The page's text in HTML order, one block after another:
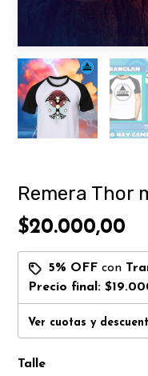
Remera Thor
$20.000,00
5% OFF con
Precio final:
Ver cuotas y
Talle